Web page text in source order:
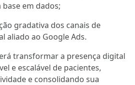
em dados;
gradativa dos canais de
aliado ao Google Ads.
transformar a presença digital
e escalável de pacientes,
e consolidando sua